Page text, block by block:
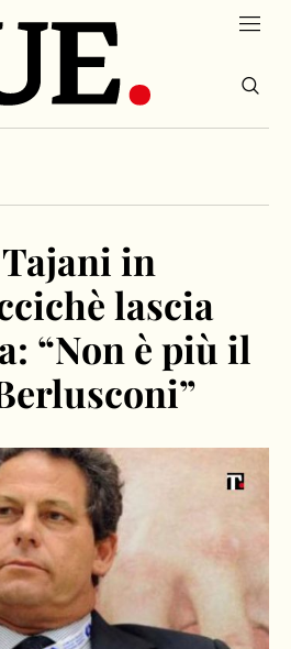
in
lascia
“Non è più il